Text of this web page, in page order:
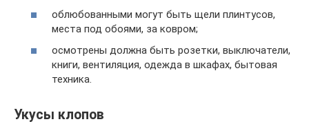
облюбованными могут быть щели плинтусов,
места под обоями, за ковром;
осмотрены должна быть розетки, выключатели,
книги, вентиляция, одежда в шкафах, бытовая
техника.
Укусы клопов